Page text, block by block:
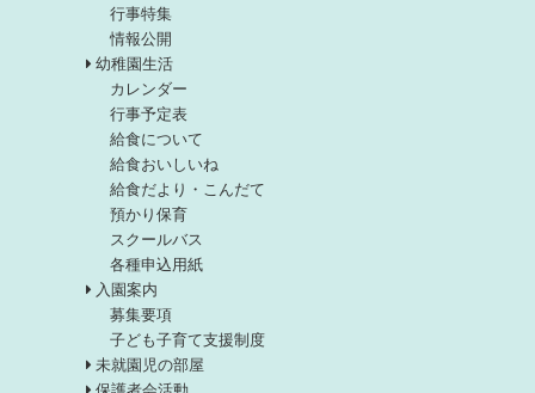
行事特集
情報公開
幼稚園生活
カレンダー
行事予定表
給食について
給食おいしいね
給食だより・こんだて
預かり保育
スクールバス
各種申込用紙
入園案内
募集要項
子ども子育て支援制度
未就園児の部屋
保護者会活動